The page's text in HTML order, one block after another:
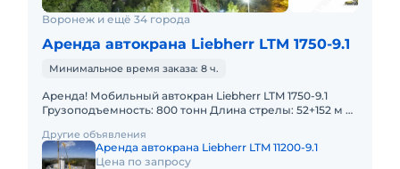
Воронеж и ещё 34 города
Аренда автокрана Liebherr LTM 1750-9.1
Минимальное время заказа: 8 ч.
Аренда! Мобильный автокран Liebherr LTM 1750-9.1
Грузоподъемность: 800 тонн Длина стрелы: 52+152 м В
Свидетельство о ре
Другие объявления
Аренда автокрана Liebherr LTM 11200-9.1
Цена по запросу